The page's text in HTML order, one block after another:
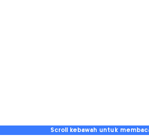
Scroll kebawah untuk